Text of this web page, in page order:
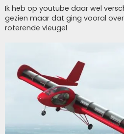
r
i
c
h
t
Ik heb op youtube daar wel
gezien maar dat ging vooral
roterende vleugel.